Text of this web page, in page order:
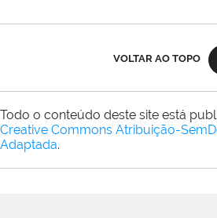
VOLTAR AO TOPO
Todo o conteúdo deste site está
Creative Commons Atribuição-
Adaptada.